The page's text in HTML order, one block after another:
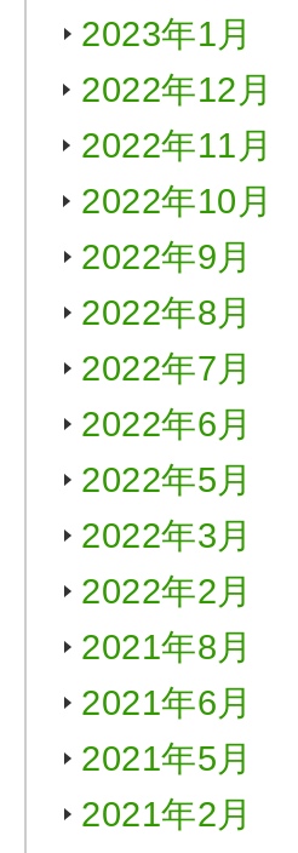
2023年1月
2022年12月
2022年11月
2022年10月
2022年9月
2022年8月
2022年7月
2022年6月
2022年5月
2022年3月
2022年2月
2021年8月
2021年6月
2021年5月
2021年2月